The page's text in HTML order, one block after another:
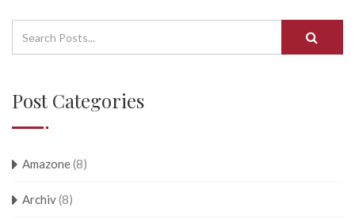
Post Categories
Amazone(8)
Archiv(8)